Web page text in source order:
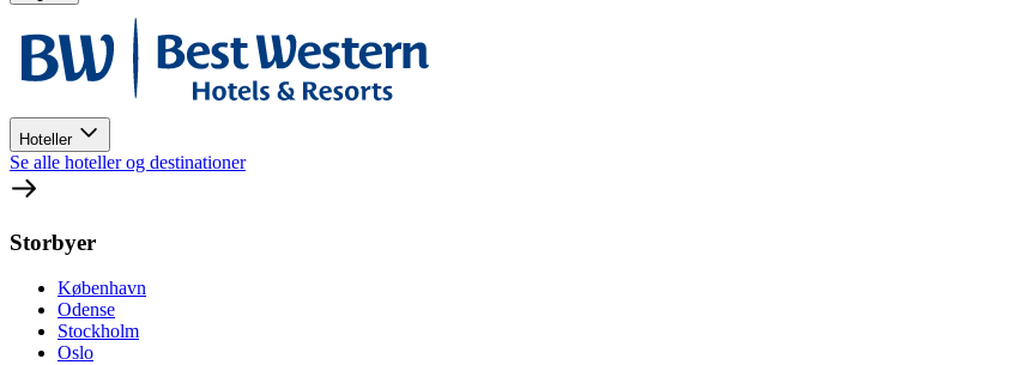
Hoteller
Se alle hoteller og destinationer
Storbyer
København
Odense
Stockholm
Oslo